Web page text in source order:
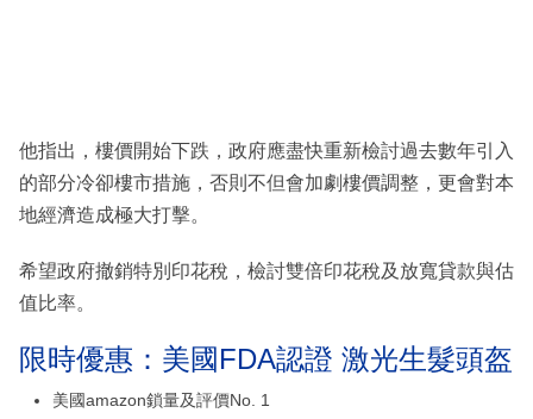
他指出，樓價開始下跌，政府應盡快重新檢討過去數年引入
的部分冷卻樓市措施，否則不但會加劇樓價調整，更會對本
地經濟造成極大打擊。
希望政府撤銷特別印花稅，檢討雙倍印花稅及放寬貸款與估
值比率。
限時優惠：美國FDA認證 激光生髮頭盔
美國amazon鎖量及評價No. 1